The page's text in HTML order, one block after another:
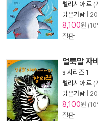
펠리시아 로 (
맑은가람
8,100원
절판
얼룩말 자
s 시리즈 1
펠리시아 로 (
맑은가람
8,100원
절판